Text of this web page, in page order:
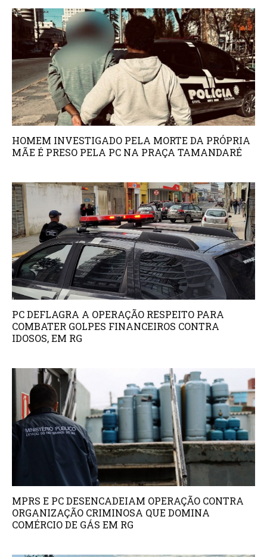
HOMEM INVESTIGADO PELA MORTE DA PRÓPRIA
MÃE É PRESO PELA PC NA PRAÇA TAMANDARÉ
PC DEFLAGRA A OPERAÇÃO RESPEITO PARA
COMBATER GOLPES FINANCEIROS CONTRA
IDOSOS, EM RG
MPRS E PC DESENCADEIAM OPERAÇÃO CONTRA
ORGANIZAÇÃO CRIMINOSA QUE DOMINA
COMÉRCIO DE GÁS EM RG